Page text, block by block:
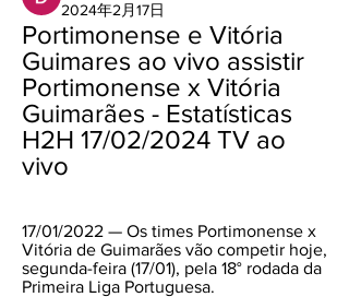
2024年2月17日
Portimonense e Vitória
Guimares ao vivo assistir
Portimonense x Vitória
Guimarães - Estatísticas
H2H 17/02/2024 TV ao
vivo
17/01/2022 — Os times Portimonense x
Vitória de Guimarães vão competir hoje,
segunda-feira (17/01), pela 18° rodada da
Primeira Liga Portuguesa.